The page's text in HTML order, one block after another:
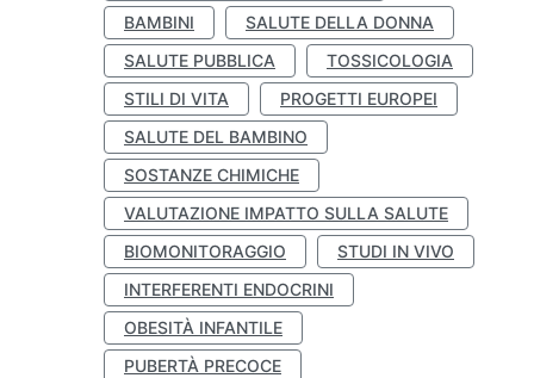
BAMBINI
SALUTE DELLA DONNA
SALUTE PUBBLICA
TOSSICOLOGIA
STILI DI VITA
PROGETTI EUROPEI
SALUTE DEL BAMBINO
SOSTANZE CHIMICHE
VALUTAZIONE IMPATTO SULLA SALUTE
BIOMONITORAGGIO
STUDI IN VIVO
INTERFERENTI ENDOCRINI
OBESITÀ INFANTILE
PUBERTÀ PRECOCE